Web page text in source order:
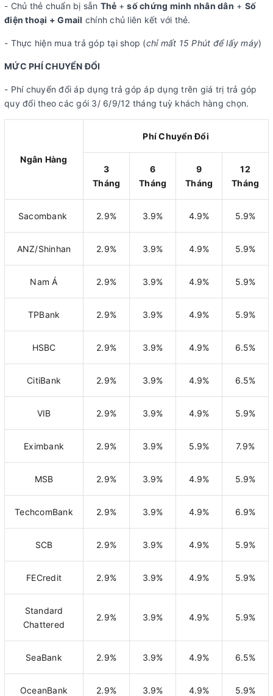
- Chủ thẻ chuẩn bị sẵn Thẻ +số chứng minh nhân dân + Số
điện thoại + Gmail chính chủ liên kết với thẻ.
- Thực hiện mua trả góp tại shop (chỉ mất 15 Phút để lấy máy)
MỨC PHÍ CHUYỂN ĐỔI
- Phí chuyển đổi áp dụng trả góp áp dụng trên giá trị trả góp
quy đổi theo các gói 3/ 6/9/12 tháng tuỳ khách hàng chọn.
Ngân Hàng
Phí Chuyển Đổi
3
Tháng
6
Tháng
9
Tháng
12
Tháng
Sacombank 2.9% 3.9% 4.9% 5.9%
ANZ/Shinhan 2.9% 3.9% 4.9% 5.9%
Nam Á 2.9% 3.9% 4.9% 5.9%
TPBank 2.9% 3.9% 4.9% 5.9%
HSBC 2.9% 3.9% 4.9% 6.5%
CitiBank 2.9% 3.9% 4.9% 6.5%
VIB 2.9% 3.9% 4.9% 5.9%
Eximbank 2.9% 3.9% 5.9% 7.9%
MSB 2.9% 3.9% 4.9% 5.9%
TechcomBank 2.9% 3.9% 4.9% 6.9%
SCB 2.9% 3.9% 4.9% 5.9%
FECredit 2.9% 3.9% 4.9% 5.9%
Standard
Chattered
2.9% 3.9% 4.9% 5.9%
SeaBank 2.9% 3.9% 4.9% 6.5%
OceanBank 2.9% 3.9% 4.9% 5.9%